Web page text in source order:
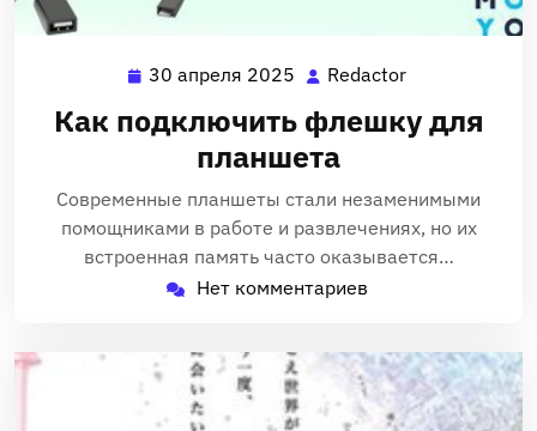
30 апреля 2025 30
2025
Redactor
Как подключить флешку для
планшета
Современные планшеты стали незаменимыми
помощниками в работе и развлечениях‚ но их
встроенная память часто оказывается…
Нет комментариев